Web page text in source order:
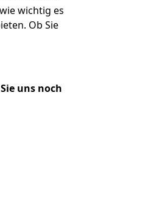
wichtig es
Ob Sie
uns noch